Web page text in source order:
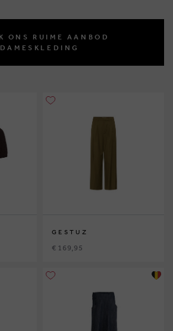
ONS RUIME AANBOD
DAMESKLEDING
GESTUZ
€ 169,95